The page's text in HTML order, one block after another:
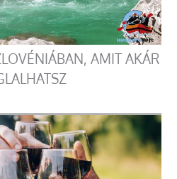
AMIT AKÁR